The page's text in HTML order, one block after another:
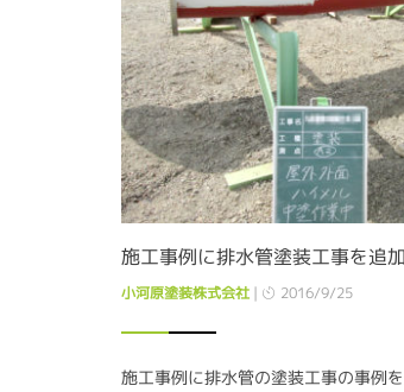
施工事例に排水管塗装工事を追
小河原塗装株式会社 | 2016/9/25
施工事例に排水管の塗装工事の事例